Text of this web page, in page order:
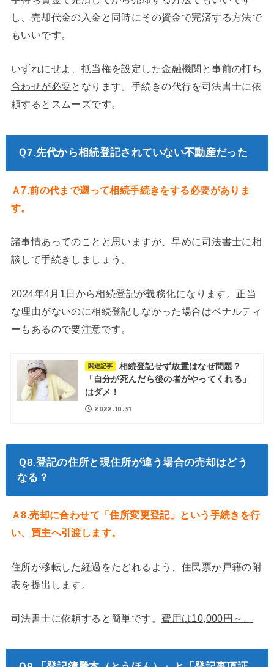
し、売却代金の入金と同時にその資金で完済する方法で
もいいです。
いずれにせよ、 抵当権を設定した金融機関と事前の打ち
合わせが必要となります。手続きの代行を司法書士に依
頼するとスムーズです。
Ｑ7.先代から相続登記されていない不動産だった
Ａ7.前の代まで遡って相続手続きをする必要がありま
す。
諸事情あってのことと思いますが、早めに司法書士に相
談して手続きしましょう。
2024年4月1日から相続登記が義務化になります。正当
な理由がないのに相続登記しなかった場合はペナルティ
ーもあるので要注意です。
関連記事
相続登記せず放置はなぜ問題？
「自分が死んだら後の者がやってくれる」
はダメ！
2022.10.31
Ｑ8.登記の住所と現住所が違う場合の売却はどう
なる？
Ａ8.売却に合わせて「住所変更登記」という手続きを行
い、買主へ引渡します。
住所が移転した経過をたどれるよう、住民票か戸籍の附
表を提出します。
司法書士に依頼すると簡単です。 費用は10,000円～。